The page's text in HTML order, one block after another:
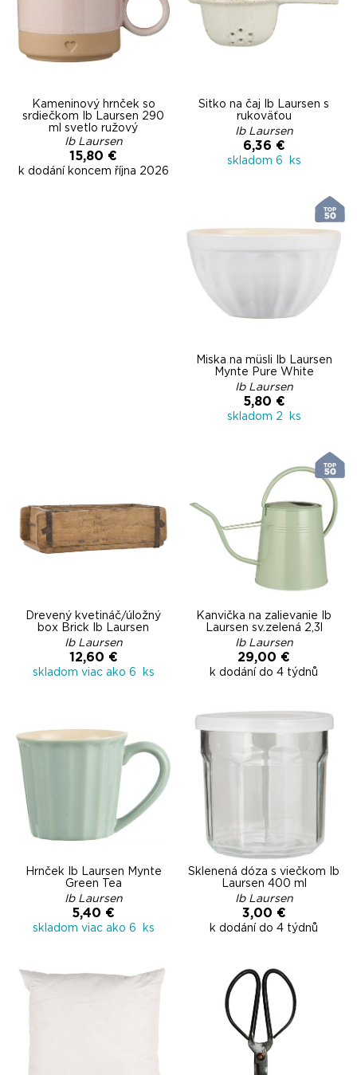
Kameninový hrnček so
srdiečkom Ib Laursen 290
ml svetlo ružový
Ib Laursen
15,80 €
k dodání koncem října 2026
Sitko na čaj Ib Laursen s
rukoväťou
Ib Laursen
6,36 €
skladom 6 ks
Miska na müsli Ib Laursen
Mynte Pure White
Ib Laursen
5,80 €
skladom 2 ks
Drevený kvetináč/úložný
box Brick Ib Laursen
Ib Laursen
12,60 €
skladom viac ako 6 ks
Kanvička na zalievanie Ib
Laursen sv.zelená 2,3l
Ib Laursen
29,00 €
k dodání do 4 týdnů
Hrnček Ib Laursen Mynte
Green Tea
Ib Laursen
5,40 €
skladom viac ako 6 ks
Sklenená dóza s viečkom Ib
Laursen 400 ml
Ib Laursen
3,00 €
k dodání do 4 týdnů